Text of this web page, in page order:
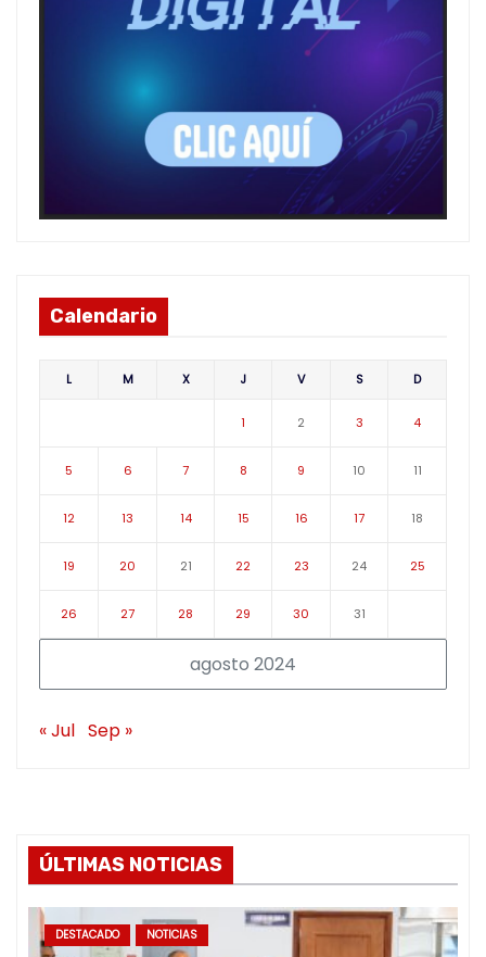
Calendario
agosto 2024
L M X J V S D
1 2 3 4
5 6 7 8 9 10 11
12 13 14 15 16 17 18
19 20 21 22 23 24 25
26 27 28 29 30 31
« Jul Sep »
ÚLTIMAS NOTICIAS
DESTACADO NOTICIAS